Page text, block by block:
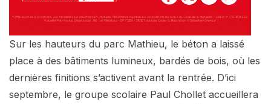
Sur les hauteurs du parc Mathieu, le béton a laissé
place à des bâtiments lumineux, bardés de bois, où les
dernières finitions s’activent avant la rentrée. D’ici
septembre, le groupe scolaire Paul Chollet accueillera